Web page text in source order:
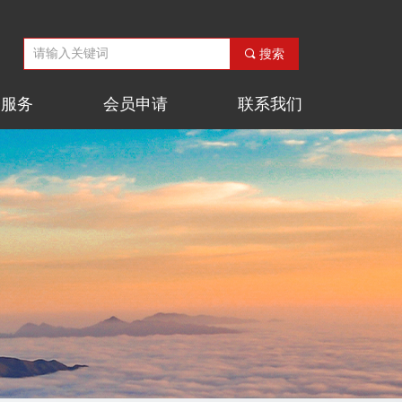
务 会员申请 联系我们
끠 搜索